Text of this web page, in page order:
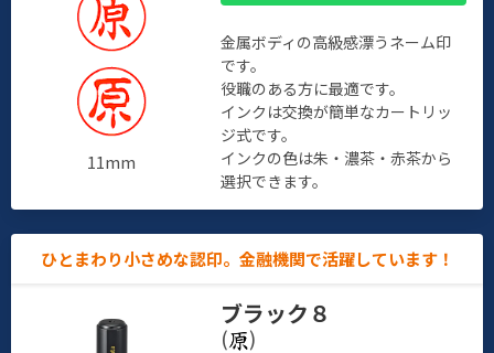
11mm
金属ボディの高級感漂うネーム印
です。
役職のある方に最適です。
インクは交換が簡単なカートリッ
ジ式です。
インクの色は朱・濃茶・赤茶から
選択できます。
ひとまわり小さめな認印。金融機関で活躍しています！
ブラック８
(
)